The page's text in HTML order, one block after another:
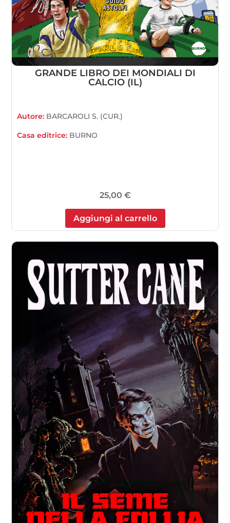
GRANDE LIBRO DEI MONDIALI DI
CALCIO (IL)
Autore: BARCAROLI S. (CUR.)
Casa editrice: BURNO
25,00 €
Aggiungi al carrello